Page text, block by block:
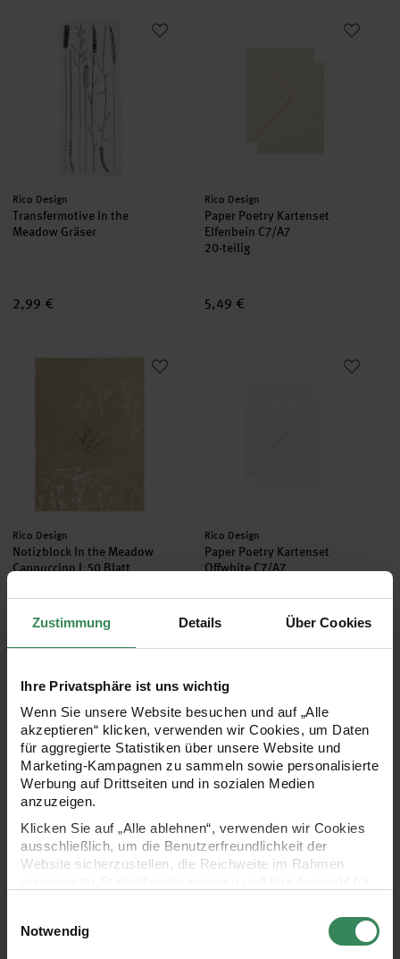
Zustimmung Details Über Cookies
Ihre Privatsphäre ist uns wichtig
Wenn Sie unsere Website besuchen und auf „Alle
akzeptieren“ klicken, verwenden wir Cookies, um Daten
für aggregierte Statistiken über unsere Website und
Marketing-Kampagnen zu sammeln sowie personalisierte
Werbung auf Drittseiten und in sozialen Medien
anzuzeigen.
Klicken Sie auf „Alle ablehnen“, verwenden wir Cookies
ausschließlich, um die Benutzerfreundlichkeit der
Website sicherzustellen, die Reichweite im Rahmen
Ihre Einwilligung ist freiwillig und kann jederzeit über den
Link „Cookie-Einstellungen“ im Fußbereich der Seite
Notwendig
Transfermotive In the Meadow Gräser
Hersteller:
Rico Design
Transfermotive In the
Meadow Gräser
2,99 €
Paper Poetry Kartenset
Hersteller:
Rico Design
Paper Poetry Kartenset
Elfenbein C7/A7
20-teilig
5,49 €
Notizblock In the Meadow Cappuccino L 50 Blatt
Hersteller:
Rico Design
Notizblock In the Meadow
Cappuccino L 50 Blatt
Paper Poetry Kartenset
Hersteller:
Rico Design
Paper Poetry Kartenset
Offwhite C7/A7
neu
Canvas Etui In the Meadow L
Hersteller:
Rico Design
Canvas Etui In the Meadow L
neu
Paper Poetry Bleistiftset In the
Hersteller:
Rico Design
Paper Poetry Bleistiftset In